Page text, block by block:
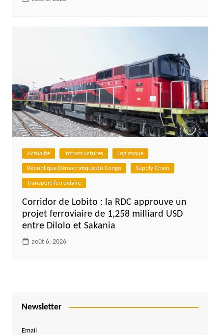
Actualité Infrastructures Logistique
République Démocratique du Congo Supply Chain
Transport ferroviaire
Corridor de Lobito : la RDC approuve un
projet ferroviaire de 1,258 milliard USD
entre Dilolo et Sakania
août 6, 2026
Newsletter
Email